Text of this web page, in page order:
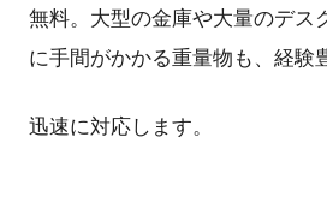
無料。大型の金庫や大量のデス
に手間がかかる重量物も、経験
迅速に対応します。